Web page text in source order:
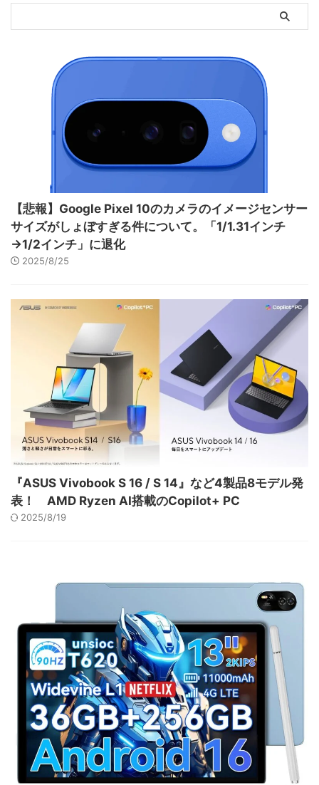
【悲報】Google Pixel 10のカメラのイメージセンサー
サイズがしょぼすぎる件について。「1/1.31インチ
→1/2インチ」に退化
2025/8/25
『ASUS Vivobook S 16 / S 14』など4製品8モデル発
表！ AMD Ryzen AI搭載のCopilot+ PC
2025/8/19